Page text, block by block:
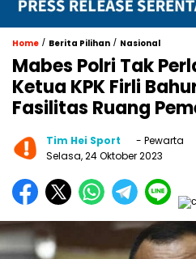
Home / Berita Pilihan / Nasional
Mabes Polri Tak
Ketua KPK Firli
Fasilitas Ruang
Tim Hei Sport
- Pewarta
Selasa, 24 Oktober 2023